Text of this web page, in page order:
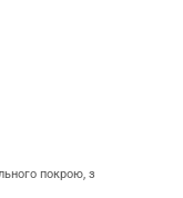
покрою, з